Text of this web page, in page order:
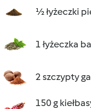
½ łyżeczki
1 łyżeczka
2 szczypty
150 g